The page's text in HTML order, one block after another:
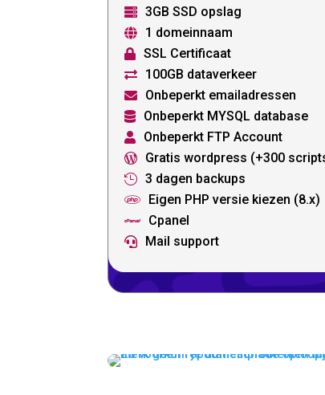
 3GB SSD opslag
 1 domeinnaam
 SSL Certificaat
 100GB dataverkeer
 Onbeperkt emailadressen
 Onbeperkt MYSQL database
 Onbeperkt FTP Account
 Gratis wordpress (+300
 3 dagen backups
 Eigen PHP versie kiezen (8.x)
 Cpanel
 Mail support